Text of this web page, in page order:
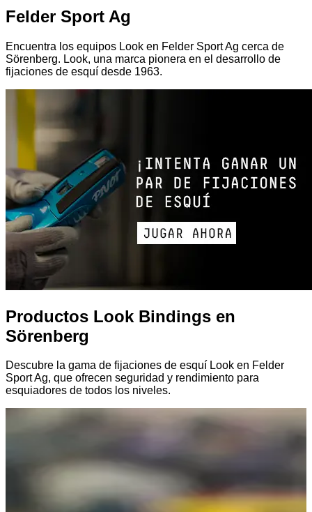
Felder Sport Ag
Encuentra los equipos Look en Felder Sport Ag cerca de
Sörenberg. Look, una marca pionera en el desarrollo de
fijaciones de esquí desde 1963.
Productos Look Bindings en
Sörenberg
Descubre la gama de fijaciones de esquí Look en Felder
Sport Ag, que ofrecen seguridad y rendimiento para
esquiadores de todos los niveles.